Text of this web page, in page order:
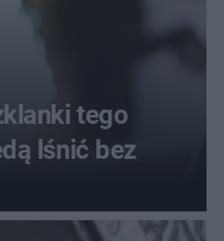
tego
lśnić bez